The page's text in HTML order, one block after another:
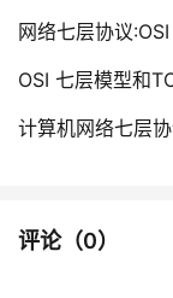
网络七层协议:OSI
OSI 七层模型和
计算机网络七层
评论（0）